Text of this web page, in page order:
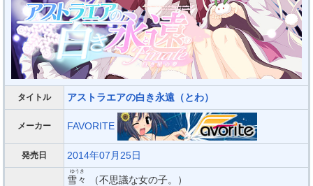
タイトル アストラエアの白き永遠（とわ）
メーカー FAVORITE
発売日 2014年07月25日
雪々
ゆうき
（不思議な女の子。）